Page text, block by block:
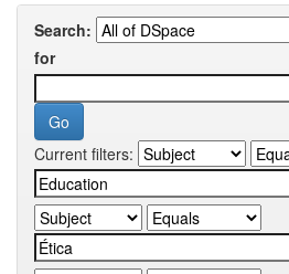
Search:
for
Current filters: